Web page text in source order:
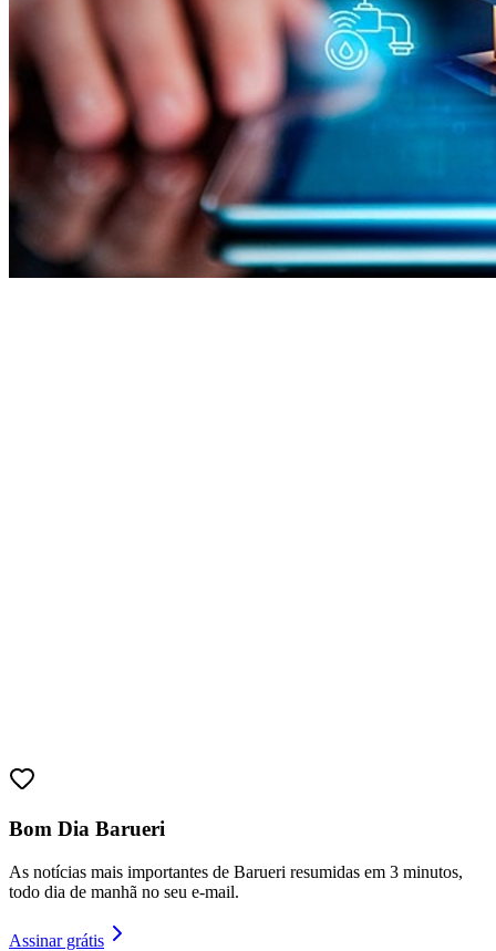
Vitória
Bom Dia Barueri
As notícias mais importantes de Barueri resumidas em 3 minutos,
todo dia de manhã no seu e-mail.
Assinar grátis